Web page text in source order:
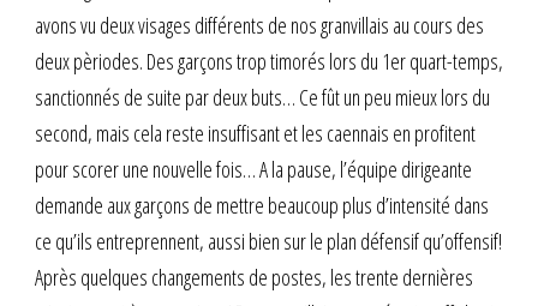
avons vu deux visages différents de nos granvillais au cours des
deux pèriodes. Des garçons trop timorés lors du 1er quart-temps,
sanctionnés de suite par deux buts… Ce fût un peu mieux lors du
second, mais cela reste insuffisant et les caennais en profitent
pour scorer une nouvelle fois… A la pause, l’équipe dirigeante
demande aux garçons de mettre beaucoup plus d’intensité dans
ce qu’ils entreprennent, aussi bien sur le plan défensif qu’offensif!
Après quelques changements de postes, les trente dernières